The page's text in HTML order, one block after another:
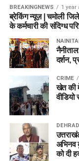
BREAKINGNEWS 1 year
ब्रेकिंग न्यूज़ | चमोली जिले
के कर्मचारी की संदिग्ध
दर्शन,
CRIME
खेत की
अभिनव
को दी